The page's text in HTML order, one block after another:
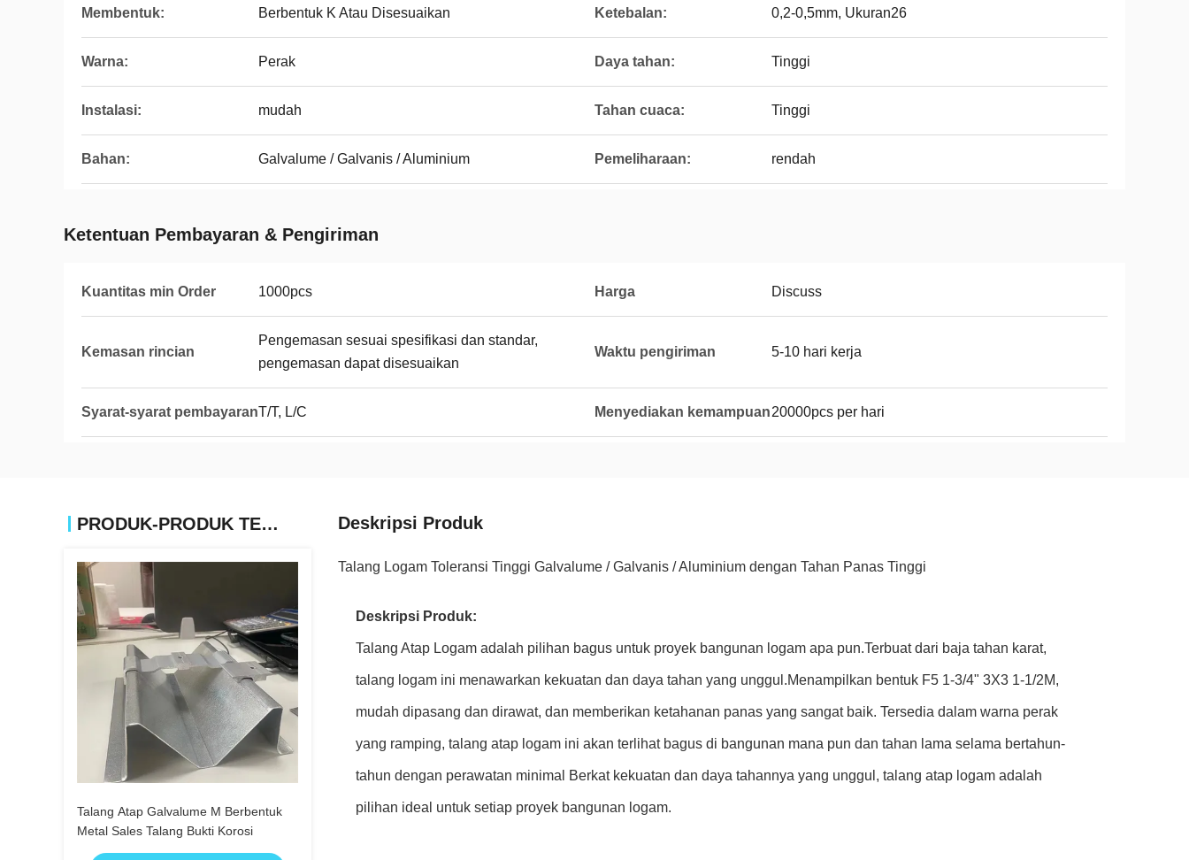
Membentuk: Berbentuk K Atau Disesuaikan Ketebalan: 0,2-0,5mm, Ukuran26
Warna: Perak Daya tahan: Tinggi
Instalasi: mudah Tahan cuaca: Tinggi
Bahan: Galvalume / Galvanis / Aluminium Pemeliharaan: rendah
Ketentuan Pembayaran & Pengiriman
Kuantitas min Order 1000pcs Harga Discuss
Kemasan rincian
Pengemasan sesuai spesifikasi dan standar,
pengemasan dapat disesuaikan
Waktu pengiriman 5-10 hari kerja
Syarat-syarat pembayaranT/T, L/C Menyediakan kemampuan20000pcs per hari
PRODUK-PRODUK TERKAIT
Talang Atap Galvalume M Berbentuk
Metal Sales Talang Bukti Korosi
Deskripsi Produk
Talang Logam Toleransi Tinggi Galvalume / Galvanis / Aluminium dengan Tahan Panas Tinggi
Deskripsi Produk:
Talang Atap Logam adalah pilihan bagus untuk proyek bangunan logam apa pun.Terbuat dari baja tahan karat,
talang logam ini menawarkan kekuatan dan daya tahan yang unggul.Menampilkan bentuk F5 1-3/4" 3X3 1-1/2M,
mudah dipasang dan dirawat, dan memberikan ketahanan panas yang sangat baik. Tersedia dalam warna perak
yang ramping, talang atap logam ini akan terlihat bagus di bangunan mana pun dan tahan lama selama bertahun-
tahun dengan perawatan minimal Berkat kekuatan dan daya tahannya yang unggul, talang atap logam adalah
pilihan ideal untuk setiap proyek bangunan logam.